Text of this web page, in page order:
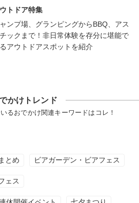
トドア特集
ンプ場、グランピングからBBQ、アス
ックまで！非日常体験を存分に堪能で
アウトドアスポットを紹介
かけトレンド
るおでかけ関連キーワードはコレ！
とめ ビアガーデン・ビアフェス
ェス